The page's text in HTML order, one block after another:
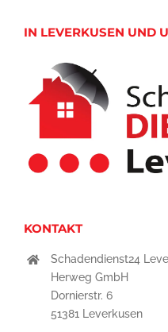
IN LEVERKUSEN UND
KONTAKT
Schadendienst24
Herweg GmbH
Dornierstr. 6
51381 Leverkusen